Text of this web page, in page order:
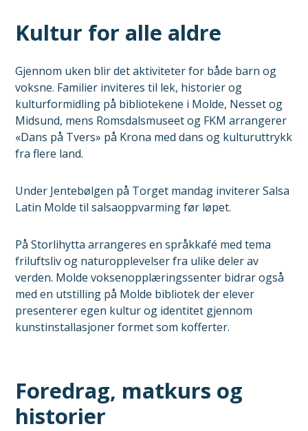
Kultur for alle aldre
Gjennom uken blir det aktiviteter for både barn og
voksne. Familier inviteres til lek, historier og
kulturformidling på bibliotekene i Molde, Nesset og
Midsund, mens Romsdalsmuseet og FKM arrangerer
«Dans på Tvers» på Krona med dans og kulturuttrykk
fra flere land.
Under Jentebølgen på Torget mandag inviterer Salsa
Latin Molde til salsaoppvarming før løpet.
På Storlihytta arrangeres en språkkafé med tema
friluftsliv og naturopplevelser fra ulike deler av
verden. Molde voksenopplæringssenter bidrar også
med en utstilling på Molde bibliotek der elever
presenterer egen kultur og identitet gjennom
kunstinstallasjoner formet som kofferter.
Foredrag, matkurs og
historier